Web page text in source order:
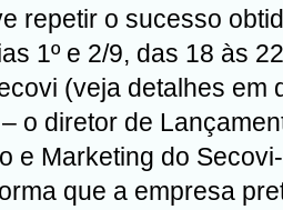
repetir o sucesso
1º e 2/9, das 18 às
(veja detalhes em
– o diretor de
e Marketing do
que a empresa